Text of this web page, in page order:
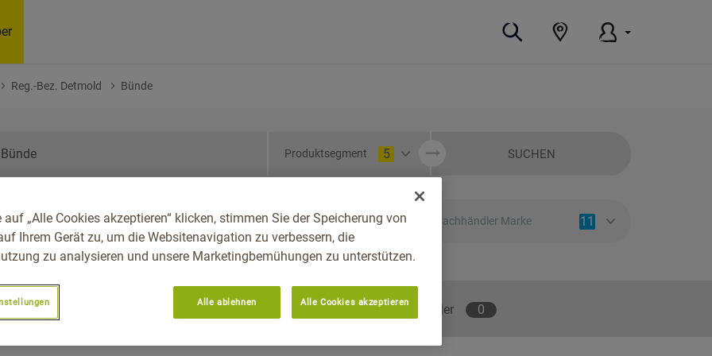
Reg.-Bez. Detmold Bünde
Produktsegment 5 SUCHEN
Westfalen, Reg.-
Fachhändler Marke 11
Empfohlene Fachhändler 0
auf „Alle Cookies akzeptieren“ klicken, stimmen Sie der Speicherung von
Ihrem Gerät zu, um die Websitenavigation zu verbessern, die
zu analysieren und unsere Marketingbemühungen zu unterstützen.
Alle ablehnen Alle Cookies akzeptieren